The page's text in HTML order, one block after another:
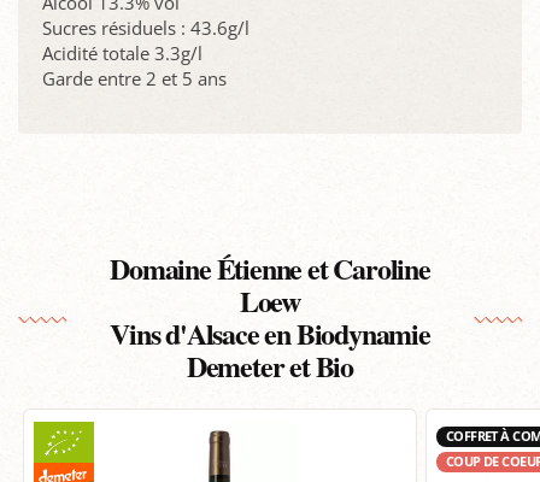
Sucres résiduels : 43.6g/l
Acidité totale 3.3g/l
Garde entre 2 et 5 ans
Domaine Étienne et Caroline
Loew
Vins d'Alsace en Biodynamie
Demeter et Bio
COFFRET À
COUP DE